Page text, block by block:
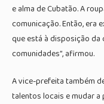
e alma de Cubatão. A
comunicação. Então, era
que está à disposição da
comunidades”, afirmou.
A vice-prefeita também
talentos locais e mudar a